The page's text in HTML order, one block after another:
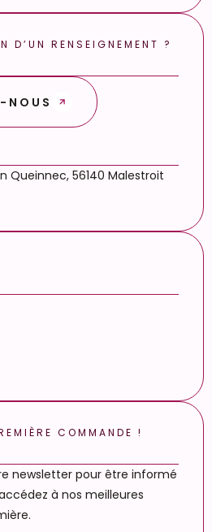
D’UN RENSEIGNEMENT ?
NOUS
Queinnec, 56140 Malestroit
COMMANDE !
newsletter pour être informé
à nos meilleures